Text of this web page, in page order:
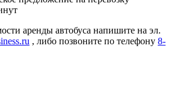
аренды автобуса напишите на эл.
, либо позвоните по телефону 8-